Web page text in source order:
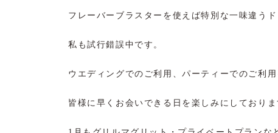
フレーバーブラスターを使えば特別な一味違う
私も試行錯誤中です。
ウエディングでのご利用、パーティーでのご利
皆様に早くお会いできる日を楽しみにしておりま